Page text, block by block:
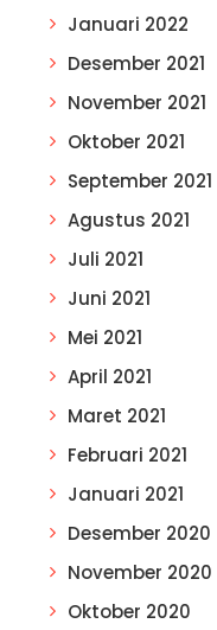
Januari 2022
Desember 2021
November 2021
Oktober 2021
September 2021
Agustus 2021
Juli 2021
Juni 2021
Mei 2021
April 2021
Maret 2021
Februari 2021
Januari 2021
Desember 2020
November 2020
Oktober 2020